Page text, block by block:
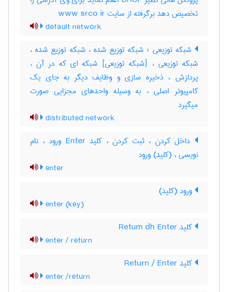
تخصیص دهد برگرفته از سایت www srco ir
default network
شبکه توزیعی ؛ شبکه توزیع شده ، شبکه توزیع شده ،
شبکه توزیعی ، [شبکه توزیعی] شبکه ای که در آن ،
پردازش ، ذخیره سازی و وظایف دیگر به جای یک
کامپیوتر اصلی ، به وسیله واحدهای مجزایی صورت
میگیرد
distributed network
داخل کردن ، ثبت کردن ، کلید Enter ورود ، نام
نویسی ، (کلید) ورود
enter
ورود (کلید)
enter (key)
کلید Retum dh Enter
enter / return
کلید Return / Enter
enter /return